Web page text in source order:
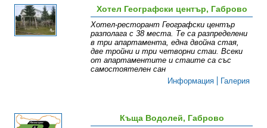
Хотел Географски център, Габрово
Хотел-ресторант Географски център
разполага с 38 места. Те са разпределени
в три апартамента, една двойна стая,
две тройни и три четворни стаи. Всеки
от апартаментите и стаите са със
самостоятелен сан
Информация
Галерия
Къща Водолей, Габрово